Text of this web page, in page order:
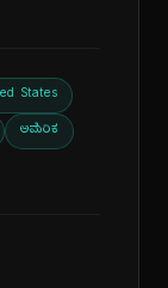
States
ಅಮೆರಿಕ